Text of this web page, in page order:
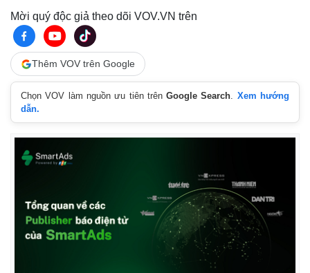
Mời quý độc giả theo dõi VOV.VN trên
Thêm VOV trên Google
Chọn VOV làm nguồn ưu tiên trênGoogle Search. Xem hướng
dẫn.